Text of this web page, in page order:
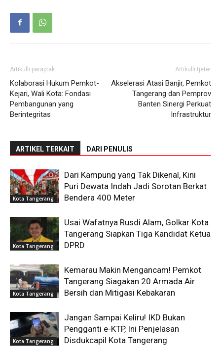
Artikulli paraprak
Kolaborasi Hukum Pemkot-
Kejari, Wali Kota: Fondasi
Pembangunan yang
Berintegritas
Artikulli tjetër
Akselerasi Atasi Banjir, Pemkot
Tangerang dan Pemprov
Banten Sinergi Perkuat
Infrastruktur
ARTIKEL TERKAIT DARI PENULIS
Kota Tangerang
Dari Kampung yang Tak Dikenal, Kini
Puri Dewata Indah Jadi Sorotan Berkat
Bendera 400 Meter
Kota Tangerang
Usai Wafatnya Rusdi Alam, Golkar Kota
Tangerang Siapkan Tiga Kandidat Ketua
DPRD
Kota Tangerang
Kemarau Makin Mengancam! Pemkot
Tangerang Siagakan 20 Armada Air
Bersih dan Mitigasi Kebakaran
Kota Tangerang
Jangan Sampai Keliru! IKD Bukan
Pengganti e-KTP, Ini Penjelasan
Disdukcapil Kota Tangerang